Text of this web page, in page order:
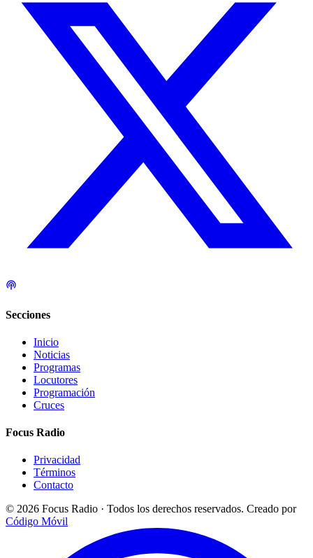
Secciones
Inicio
Noticias
Programas
Locutores
Programación
Cruces
Focus Radio
Privacidad
Términos
Contacto
© 2026 Focus Radio · Todos los derechos reservados. Creado por
Código Móvil